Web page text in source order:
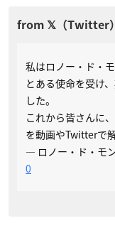
私はロノー・ド・モ
とある使命を受け
した。
これから皆さんに
を動画やTwitterで
— ロノー・ド・モ
0